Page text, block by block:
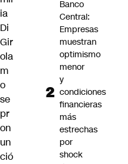
ia
Di
Gir
ola
m
o
se
pr
on
un
ció
Banco
Central:
Empresas
muestran
optimismo
menor
y
condiciones
financieras
más
estrechas
por
shock